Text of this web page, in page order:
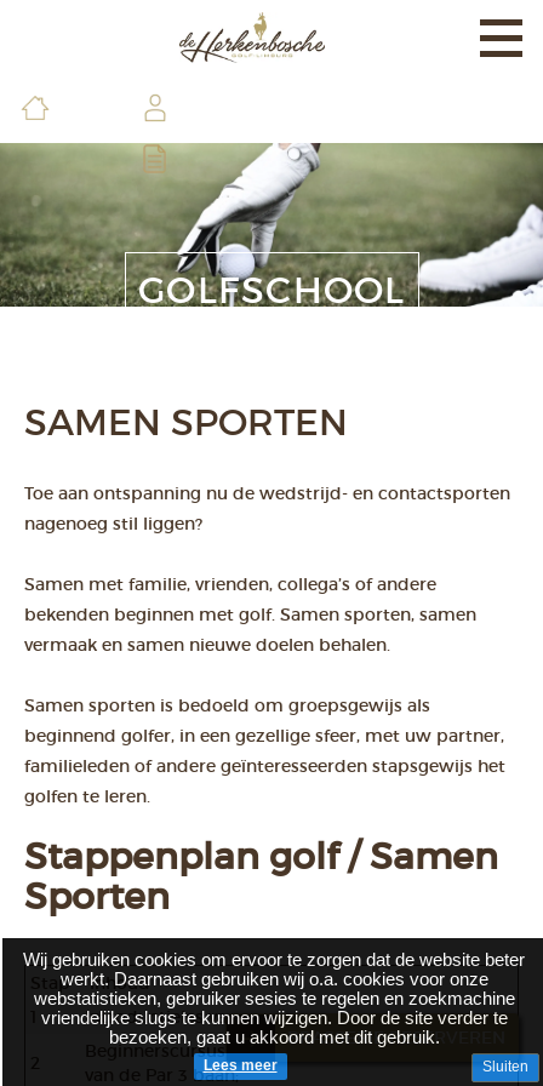
Wij gebruiken cookies om ervoor te zorgen dat de website beter
werkt. Daarnaast gebruiken wij o.a. cookies voor onze
webstatistieken, gebruiker sesies te regelen en zoekmachine
vriendelijke slugs te kunnen wijzigen. Door de site verder te
bezoeken, gaat u akkoord met dit gebruik.
Lees meer Sluiten
EXPERIENCE
BANEN & LAND
BRASSERIE & FACILITEITEN
DE GOLFSCHOOLGOLFSCHOOL
SAMEN SPORTEN
Toe aan ontspanning nu de wedstrijd- en contactsporten
nagenoeg stil liggen?
Samen met familie, vrienden, collega’s of andere
bekenden beginnen met golf. Samen sporten, samen
vermaak en samen nieuwe doelen behalen.
Samen sporten is bedoeld om groepsgewijs als
beginnend golfer, in een gezellige sfeer, met uw partner,
familieleden of andere geïnteresseerden stapsgewijs het
golfen te leren.
Stappenplan golf / Samen
Sporten
Stap Inhoud
Introductieles van een uur;
Beginnerscursus, uitgangspunt; zelfstandig spelen
van de Par 3 baan;
BRASSERIE RESERVEREN